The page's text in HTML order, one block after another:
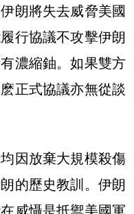
朗將失去威脅美國
行協議不攻擊伊朗
濃縮鈾。如果雙方
正式協議亦無從談
因放棄大規模殺傷
的歷史教訓。伊朗
威懾是抵禦美國軍